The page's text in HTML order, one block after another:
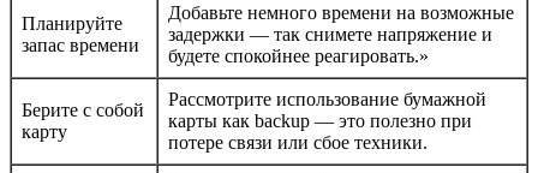
Планируйте
запас времени
Добавьте немного времени на возможные
задержки — так снимете напряжение и
будете спокойнее реагировать.»
Берите с собой
карту
Рассмотрите использование бумажной
карты как backup — это полезно при
потере связи или сбое техники.